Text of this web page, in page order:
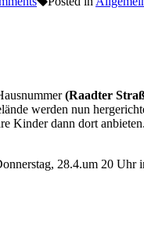
(Raadter
werden nun
Kinder dann dort
28.4.um 20 Uhr